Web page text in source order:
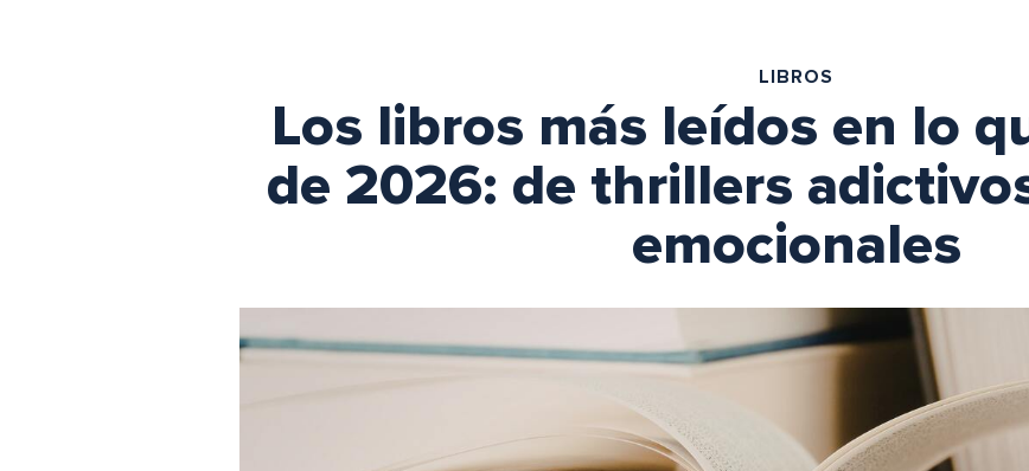
LIBROS
Los libros más leídos en lo
de 2026: de thrillers
emocionales